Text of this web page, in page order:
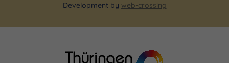
Development by web-crossing